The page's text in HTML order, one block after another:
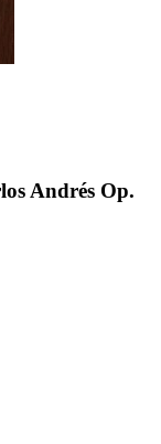
Andrés Op.